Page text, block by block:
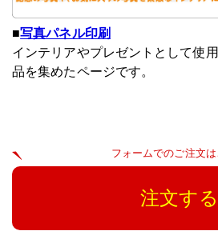
■写真パネル印刷
インテリアやプレゼントとして使
品を集めたページです。
フォームでのご注文は
注文する